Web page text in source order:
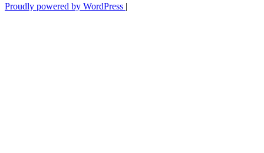
Proudly powered by WordPress |